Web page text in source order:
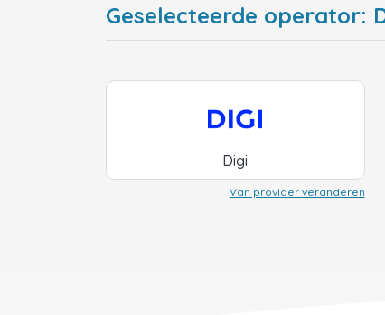
Geselecteerde operator:
Digi
Van provider veranderen